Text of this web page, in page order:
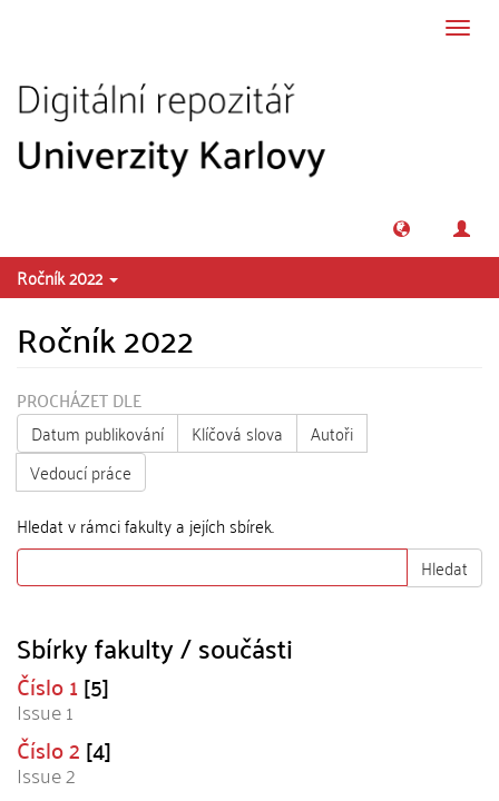
Ročník 2022
Ročník 2022
PROCHÁZET DLE
Datum publikování
Klíčová slova
Autoři
Vedoucí práce
Hledat v rámci fakulty a jejích sbírek.
Hledat
Sbírky fakulty / součásti
Číslo 1[5]
Issue 1
Číslo 2[4]
Issue 2